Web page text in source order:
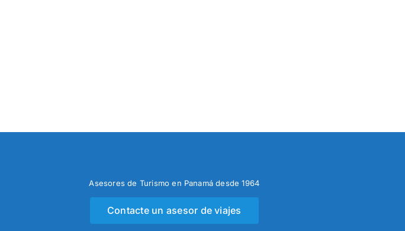
Asesores de Turismo en Panamá desde 1964
Contacte un asesor de viajes